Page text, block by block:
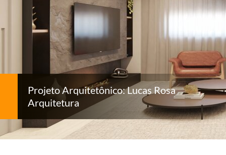
Projeto Arquitetônico: Lucas Rosa
Arquitetura